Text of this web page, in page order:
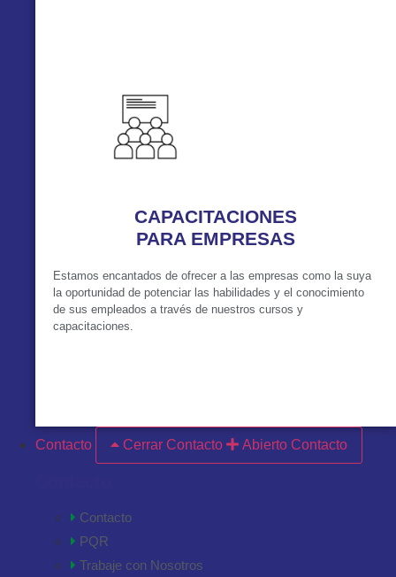
CAPACITACIONES
PARA EMPRESAS
Estamos encantados de ofrecer a las empresas como la suya
la oportunidad de potenciar las habilidades y el conocimiento
de sus empleados a través de nuestros cursos y
capacitaciones.
Contacto
Cerrar Contacto Abierto Contacto
Contacto
PQR
Trabaje con Nosotros